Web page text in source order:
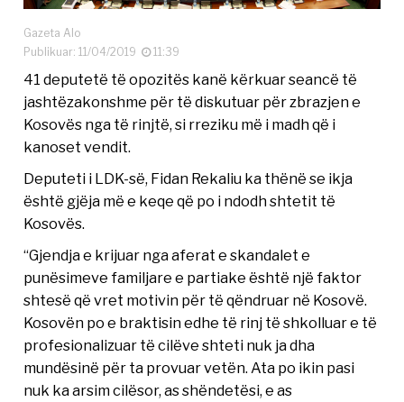
Gazeta Alo
Publikuar: 11/04/2019
11:39
41 deputetë të opozitës kanë kërkuar seancë të
jashtëzakonshme për të diskutuar për zbrazjen e
Kosovës nga të rinjtë, si rreziku më i madh që i
kanoset vendit.
Deputeti i LDK-së, Fidan Rekaliu ka thënë se ikja
është gjëja më e keqe që po i ndodh shtetit të
Kosovës.
“Gjendja e krijuar nga aferat e skandalet e
punësimeve familjare e partiake është një faktor
shtesë që vret motivin për të qëndruar në Kosovë.
Kosovën po e braktisin edhe të rinj të shkolluar e të
profesionalizuar të cilëve shteti nuk ja dha
mundësinë për ta provuar vetën. Ata po ikin pasi
nuk ka arsim cilësor, as shëndetësi, e as